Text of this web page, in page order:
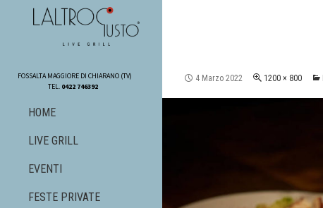
4 Marzo 2022 1200 × 800
FOSSALTA MAGGIORE DI CHIARANO (TV)
TEL. 0422 746392
HOME
LIVE GRILL
EVENTI
FESTE PRIVATE